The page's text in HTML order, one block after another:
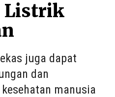
Listrik
juga dapat
dan
manusia